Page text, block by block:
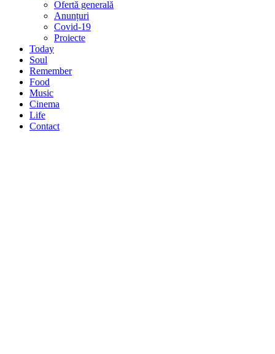
Ofertă generală
Anunțuri
Covid-19
Proiecte
Today
Soul
Remember
Food
Music
Cinema
Life
Contact